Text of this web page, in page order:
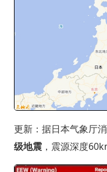
更新：据日本气象厅消
级地震，震源深度